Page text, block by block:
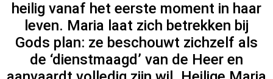
heilig vanaf het eerste moment in haar
leven. Maria laat zich betrekken bij
Gods plan: ze beschouwt zichzelf als
de ‘dienstmaagd’ van de Heer en